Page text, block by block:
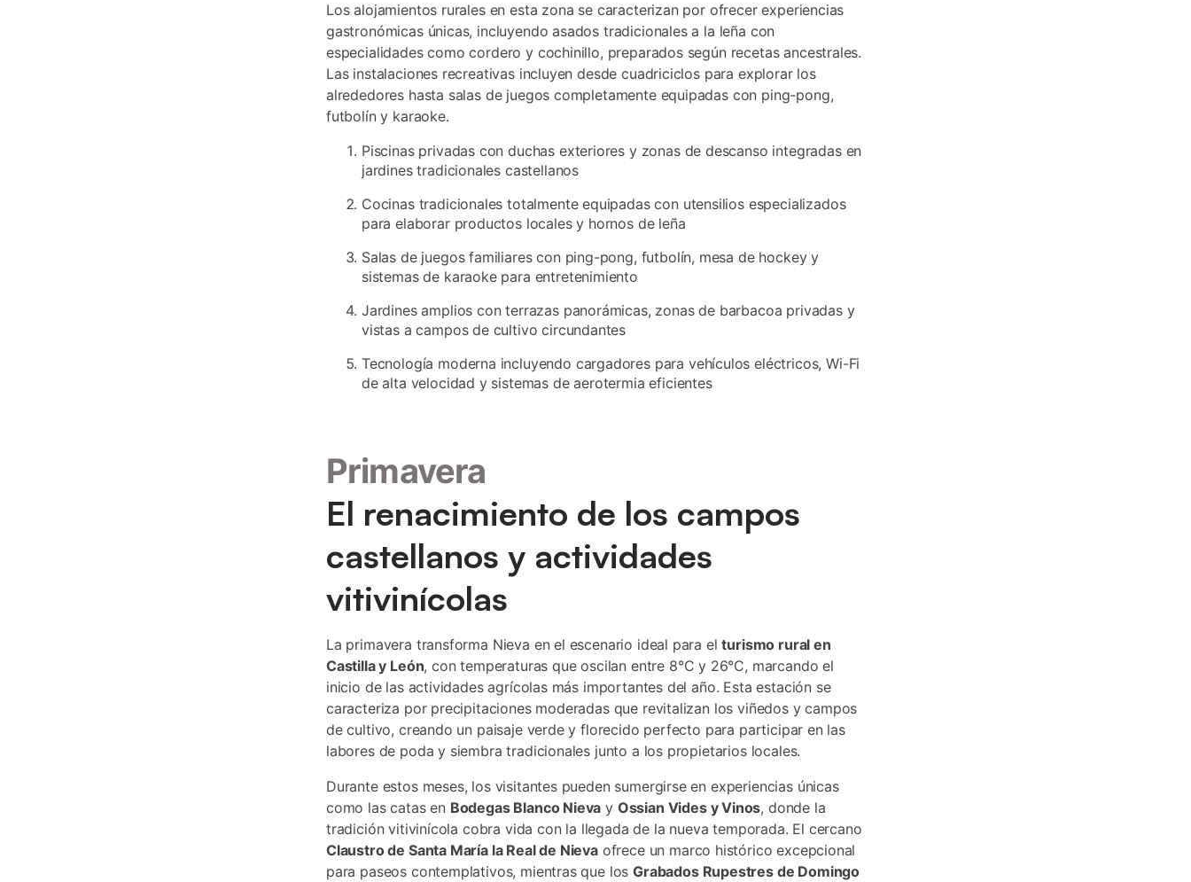
Los alojamientos rurales en esta zona se caracterizan por ofrecer experiencias
gastronómicas únicas, incluyendo asados tradicionales a la leña con
especialidades como cordero y cochinillo, preparados según recetas ancestrales.
Las instalaciones recreativas incluyen desde cuadriciclos para explorar los
alrededores hasta salas de juegos completamente equipadas con ping-pong,
futbolín y karaoke.
Piscinas privadas con duchas exteriores y zonas de descanso integradas en
jardines tradicionales castellanos
Cocinas tradicionales totalmente equipadas con utensilios especializados
para elaborar productos locales y hornos de leña
Salas de juegos familiares con ping-pong, futbolín, mesa de hockey y
sistemas de karaoke para entretenimiento
Jardines amplios con terrazas panorámicas, zonas de barbacoa privadas y
vistas a campos de cultivo circundantes
Tecnología moderna incluyendo cargadores para vehículos eléctricos, Wi-Fi
de alta velocidad y sistemas de aerotermia eficientes
Primavera
El renacimiento de los campos
castellanos y actividades
vitivinícolas
La primavera transforma Nieva en el escenario ideal para elturismo rural en
Castilla y León, con temperaturas que oscilan entre 8°C y 26°C, marcando el
inicio de las actividades agrícolas más importantes del año. Esta estación se
caracteriza por precipitaciones moderadas que revitalizan los viñedos y campos
de cultivo, creando un paisaje verde y florecido perfecto para participar en las
labores de poda y siembra tradicionales junto a los propietarios locales.
Durante estos meses, los visitantes pueden sumergirse en experiencias únicas
como las catas en Bodegas Blanco Nieva y Ossian Vides y Vinos, donde la
tradición vitivinícola cobra vida con la llegada de la nueva temporada. El cercano
Claustro de Santa María la Real de Nievaofrece un marco histórico excepcional
para paseos contemplativos, mientras que losGrabados Rupestres de Domingo